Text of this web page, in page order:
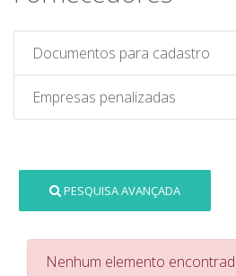
Documentos para cadastro
Empresas penalizadas
PESQUISA AVANÇADA
Nenhum elemento